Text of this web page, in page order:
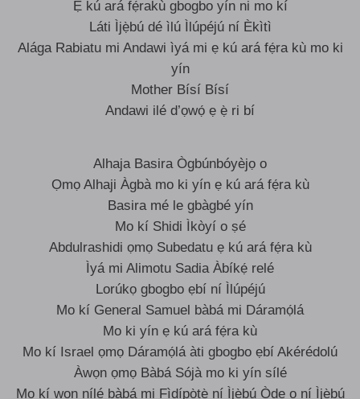
Ẹ kú ará fẹ́rakù gbogbo yín ni mo kí
Láti Ìjẹ̀bú dé ìlú Ìlúpéjú ní Èkìtì
Alága Rabiatu mi Andawi ìyá mi ẹ kú ará fẹ́ra kù mo ki
yín
Mother Bísí Bísí
Andawi ilé d’ọwọ́ ẹ ẹ̀ ri bí
Alhaja Basira Ògbúnbóyèjọ o
Ọmọ Alhaji Àgbà mo ki yín ẹ kú ará fẹ́ra kù
Basira mé le gbàgbé yín
Mo kí Shidi Ìkòyí o ṣé
Abdulrashidi ọmọ Subedatu ẹ kú ará fẹ́ra kù
Ìyá mi Alimotu Sadia Àbíkẹ́ relé
Lorúkọ gbogbo ẹbí ní Ìlúpéjú
Mo kí General Samuel bàbá mi Dáramọ́lá
Mo ki yín ẹ kú ará fẹ́ra kù
Mo kí Israel ọmọ Dáramọ́lá àti gbogbo ẹbí Akérédolú
Àwọn ọmọ Bàbá Sójà mo ki yín sílé
Mo kí wọn nílé bàbá mi Fìdípọ̀tẹ̀ ní Ìjẹ̀bú Òde o ní Ìjẹ̀bú